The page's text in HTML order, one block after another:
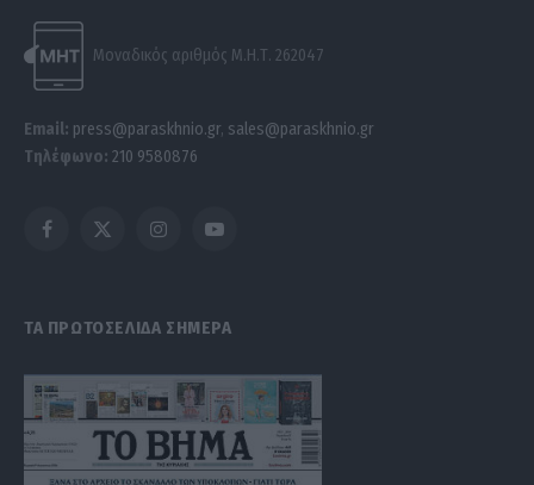
Μοναδικός αριθμός Μ.Η.Τ. 262047
Email: press@paraskhnio.gr, sales@paraskhnio.gr
Τηλέφωνο: 210 9580876
Facebook
X
InstagramYouTube
ΤΑ ΠΡΩΤΟΣΕΛΙΔΑ ΣΗΜΕΡΑ